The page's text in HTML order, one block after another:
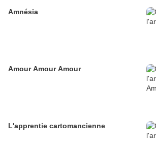
Amnésia
Amour Amour Amour
L'apprentie cartomancienne